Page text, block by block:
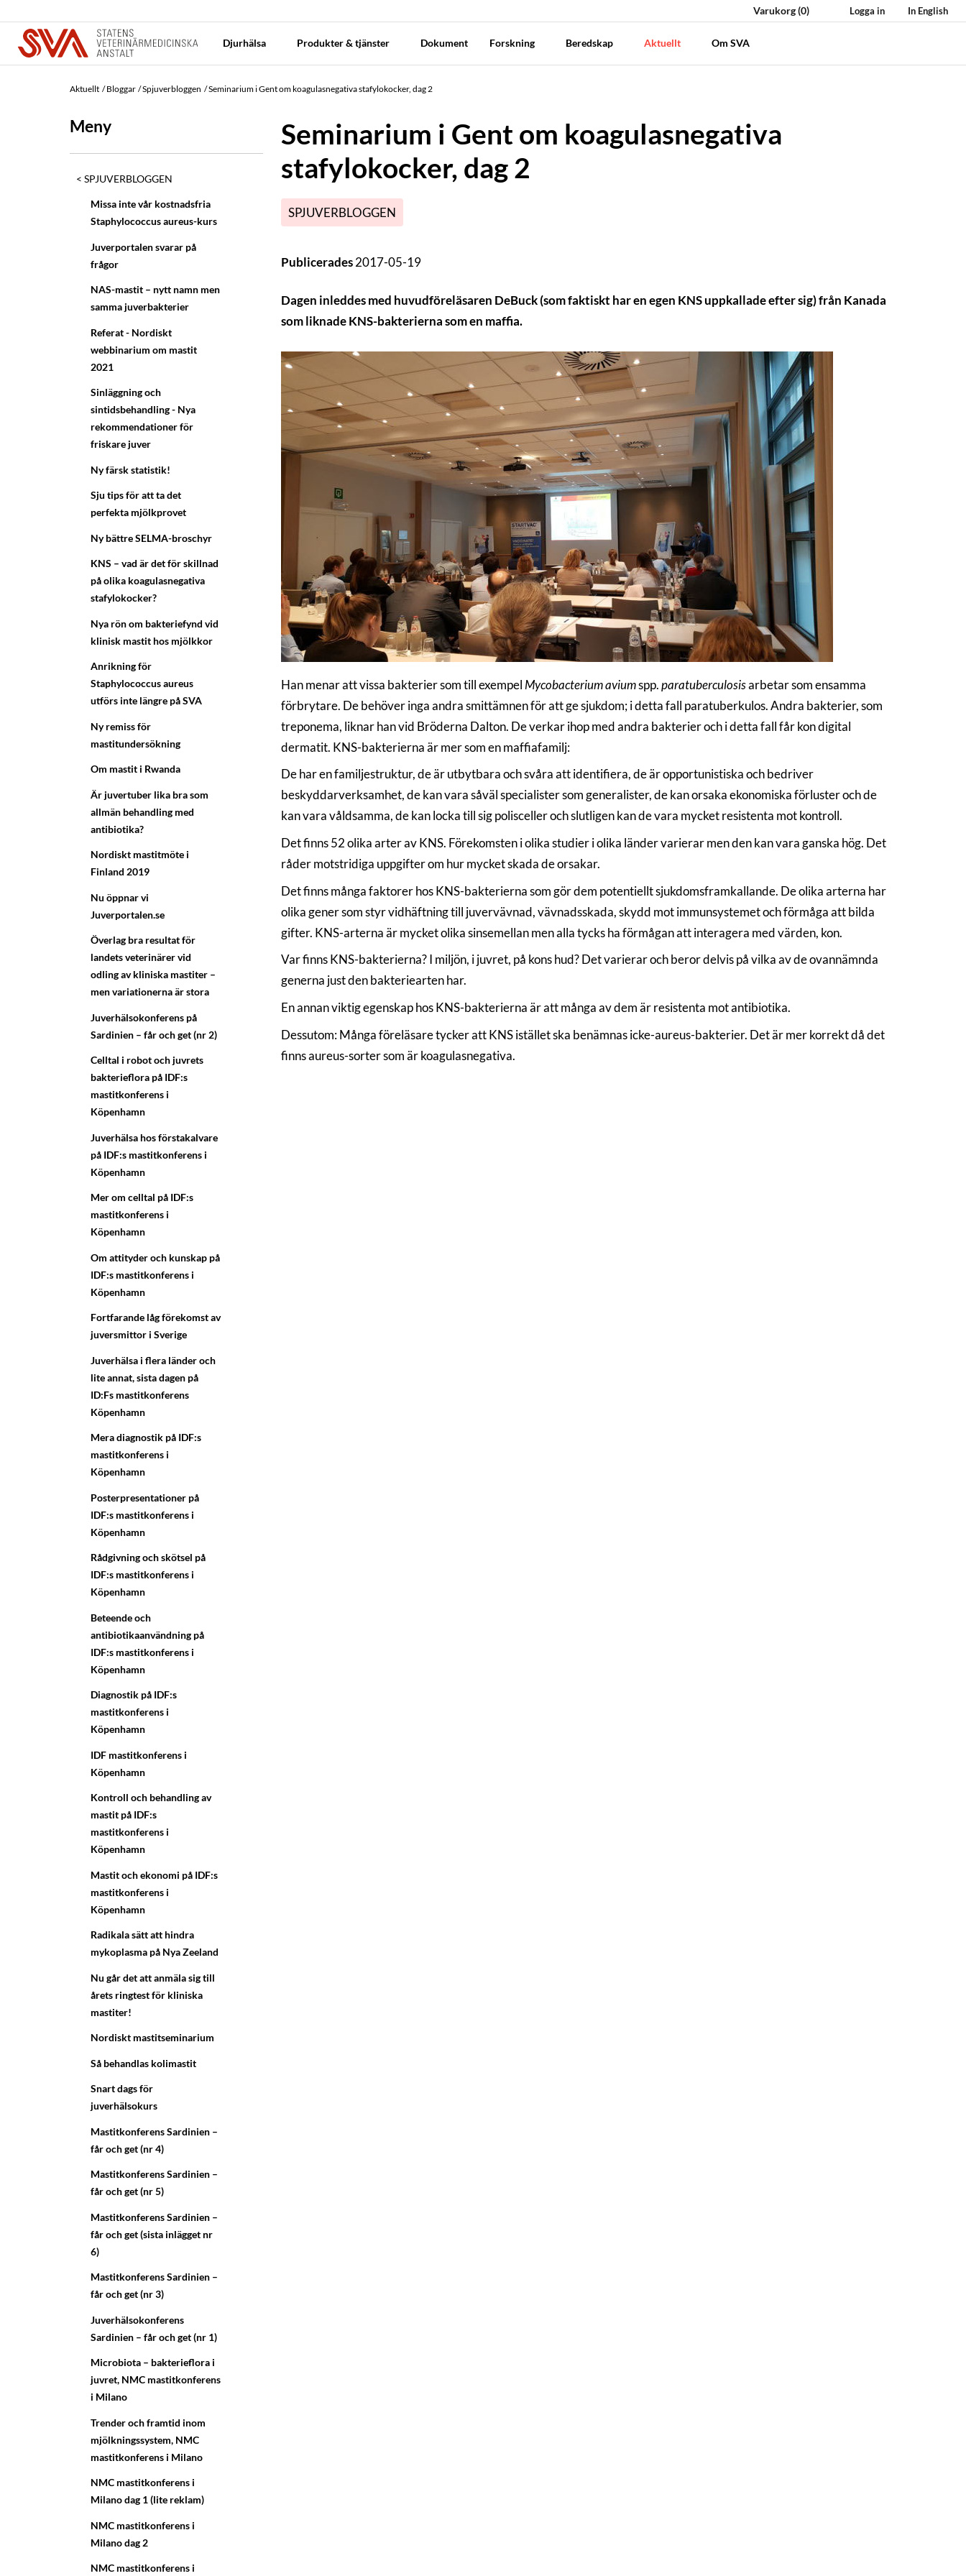
Varukorg(0) Logga in In English
Djurhälsa Produkter & tjänster Dokument Forskning Beredskap Aktuellt Om SVA
Aktuellt Bloggar Spjuverbloggen Seminarium i Gent om koagulasnegativa stafylokocker, dag 2
Meny
SPJUVERBLOGGEN
Missa inte vår kostnadsfria
Staphylococcus aureus-kurs
Juverportalen svarar på
frågor
NAS-mastit – nytt namn men
samma juverbakterier
Referat - Nordiskt
webbinarium om mastit
2021
Sinläggning och
sintidsbehandling - Nya
rekommendationer för
friskare juver
Ny färsk statistik!
Sju tips för att ta det
perfekta mjölkprovet
Ny bättre SELMA-broschyr
KNS – vad är det för skillnad
på olika koagulasnegativa
stafylokocker?
Nya rön om bakteriefynd vid
klinisk mastit hos mjölkkor
Anrikning för
Staphylococcus aureus
utförs inte längre på SVA
Ny remiss för
mastitundersökning
Om mastit i Rwanda
Är juvertuber lika bra som
allmän behandling med
antibiotika?
Nordiskt mastitmöte i
Finland 2019
Nu öppnar vi
Juverportalen.se
Överlag bra resultat för
landets veterinärer vid
odling av kliniska mastiter –
men variationerna är stora
Juverhälsokonferens på
Sardinien – får och get (nr 2)
Celltal i robot och juvrets
bakterieflora på IDF:s
mastitkonferens i
Köpenhamn
Juverhälsa hos förstakalvare
på IDF:s mastitkonferens i
Köpenhamn
Mer om celltal på IDF:s
mastitkonferens i
Köpenhamn
Om attityder och kunskap på
IDF:s mastitkonferens i
Köpenhamn
Fortfarande låg förekomst av
juversmittor i Sverige
Juverhälsa i flera länder och
lite annat, sista dagen på
ID:Fs mastitkonferens
Köpenhamn
Mera diagnostik på IDF:s
mastitkonferens i
Köpenhamn
Posterpresentationer på
IDF:s mastitkonferens i
Köpenhamn
Rådgivning och skötsel på
IDF:s mastitkonferens i
Köpenhamn
Beteende och
antibiotikaanvändning på
IDF:s mastitkonferens i
Köpenhamn
Diagnostik på IDF:s
mastitkonferens i
Köpenhamn
IDF mastitkonferens i
Köpenhamn
Kontroll och behandling av
mastit på IDF:s
mastitkonferens i
Köpenhamn
Mastit och ekonomi på IDF:s
mastitkonferens i
Köpenhamn
Radikala sätt att hindra
mykoplasma på Nya Zeeland
Nu går det att anmäla sig till
årets ringtest för kliniska
mastiter!
Nordiskt mastitseminarium
Så behandlas kolimastit
Snart dags för
juverhälsokurs
Mastitkonferens Sardinien –
får och get (nr 4)
Mastitkonferens Sardinien –
får och get (nr 5)
Mastitkonferens Sardinien –
får och get (sista inlägget nr
6)
Mastitkonferens Sardinien –
får och get (nr 3)
Juverhälsokonferens
Sardinien – får och get (nr 1)
Microbiota – bakterieflora i
juvret, NMC mastitkonferens
i Milano
Trender och framtid inom
mjölkningssystem, NMC
mastitkonferens i Milano
NMC mastitkonferens i
Milano dag 1 (lite reklam)
NMC mastitkonferens i
Milano dag 2
NMC mastitkonferens i
Seminarium i Gent om koagulasnegativa
stafylokocker, dag 2
SPJUVERBLOGGEN
Publicerades2017-05-19
Dagen inleddes med huvudföreläsaren DeBuck (som faktiskt har en egen KNS uppkallade efter sig) från Kanada
som liknade KNS-bakterierna som en maffia.
Han menar att vissa bakterier som till exempel Mycobacterium aviumspp.paratuberculosisarbetar som ensamma
förbrytare. De behöver inga andra smittämnen för att ge sjukdom; i detta fall paratuberkulos. Andra bakterier, som
treponema, liknar han vid Bröderna Dalton. De verkar ihop med andra bakterier och i detta fall får kon digital
dermatit. KNS-bakterierna är mer som en maffiafamilj:
De har en familjestruktur, de är utbytbara och svåra att identifiera, de är opportunistiska och bedriver
beskyddarverksamhet, de kan vara såväl specialister som generalister, de kan orsaka ekonomiska förluster och de
kan vara våldsamma, de kan locka till sig polisceller och slutligen kan de vara mycket resistenta mot kontroll.
Det finns 52 olika arter av KNS. Förekomsten i olika studier i olika länder varierar men den kan vara ganska hög. Det
råder motstridiga uppgifter om hur mycket skada de orsakar.
Det finns många faktorer hos KNS-bakterierna som gör dem potentiellt sjukdomsframkallande. De olika arterna har
olika gener som styr vidhäftning till juvervävnad, vävnadsskada, skydd mot immunsystemet och förmåga att bilda
gifter. KNS-arterna är mycket olika sinsemellan men alla tycks ha förmågan att interagera med värden, kon.
Var finns KNS-bakterierna? I miljön, i juvret, på kons hud? Det varierar och beror delvis på vilka av de ovannämnda
generna just den bakteriearten har.
En annan viktig egenskap hos KNS-bakterierna är att många av dem är resistenta mot antibiotika.
Dessutom: Många föreläsare tycker att KNS istället ska benämnas icke-aureus-bakterier. Det är mer korrekt då det
finns aureus-sorter som är koagulasnegativa.